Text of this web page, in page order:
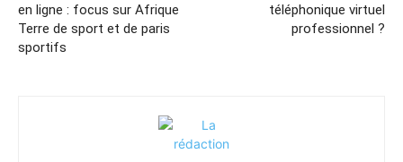
en ligne : focus sur Afrique
Terre de sport et de paris
sportifs
téléphonique virtuel
professionnel ?